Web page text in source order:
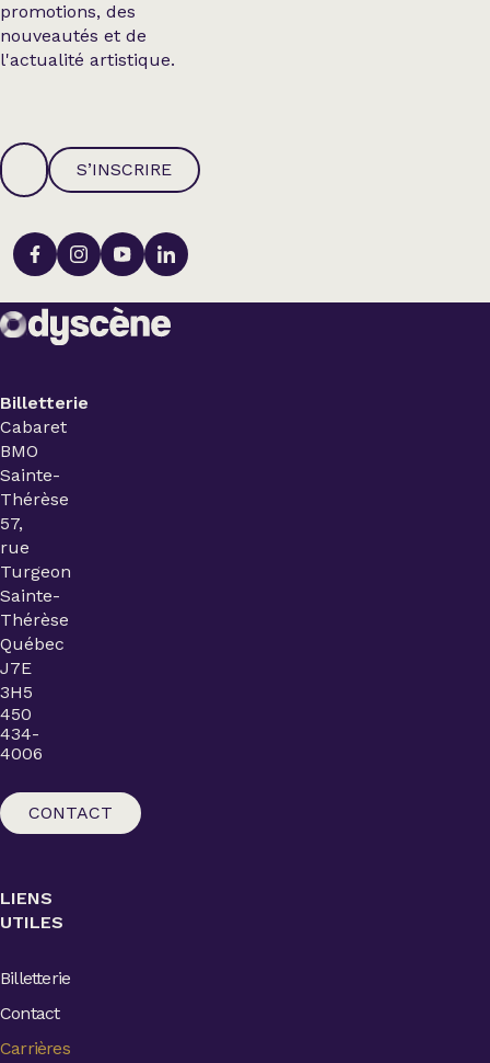
promotions, des
nouveautés et de
l'actualité artistique.
S’INSCRIRE
Billetterie
Cabaret
BMO
Sainte-
Thérèse
57,
rue
Turgeon
Sainte-
Thérèse
Québec
J7E
3H5
450
434-
4006
CONTACT
LIENS
UTILES
Billetterie
Contact
Carrières